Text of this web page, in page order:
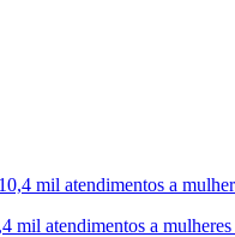
mil atendimentos a